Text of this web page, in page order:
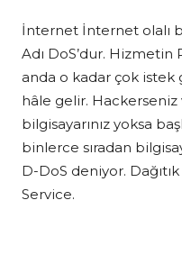
İnternet İnternet olalı
Adı DoS’dur. Hizmetin
anda o kadar çok istek
hâle gelir.
bilgisayarınız yoksa
binlerce sıradan
D-DoS deniyor.
Service.